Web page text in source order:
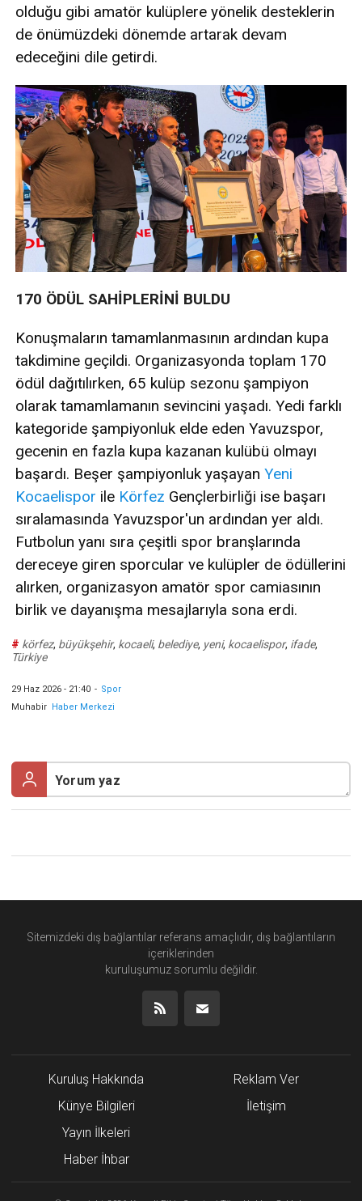
olduğu gibi amatör kulüplere yönelik desteklerin
de önümüzdeki dönemde artarak devam
edeceğini dile getirdi.
170 ÖDÜL SAHİPLERİNİ BULDU
Konuşmaların tamamlanmasının ardından kupa
takdimine geçildi. Organizasyonda toplam 170
ödül dağıtılırken, 65 kulüp sezonu şampiyon
olarak tamamlamanın sevincini yaşadı. Yedi farklı
kategoride şampiyonluk elde eden Yavuzspor,
gecenin en fazla kupa kazanan kulübü olmayı
başardı. Beşer şampiyonluk yaşayan Yeni
Kocaelispor ile Körfez Gençlerbirliği ise başarı
sıralamasında Yavuzspor'un ardından yer aldı.
Futbolun yanı sıra çeşitli spor branşlarında
dereceye giren sporcular ve kulüpler de ödüllerini
alırken, organizasyon amatör spor camiasının
birlik ve dayanışma mesajlarıyla sona erdi.
# körfez, büyükşehir, kocaeli, belediye, yeni, kocaelispor, ifade,
Türkiye
29 Haz 2026 - 21:40 - Spor
Muhabir Haber Merkezi
Sitemizdeki dış bağlantılar referans amaçlıdır, dış bağlantıların
içeriklerinden
kuruluşumuz sorumlu değildir.
Kuruluş Hakkında
Künye Bilgileri
Yayın İlkeleri
Haber İhbar
Reklam Ver
İletişim